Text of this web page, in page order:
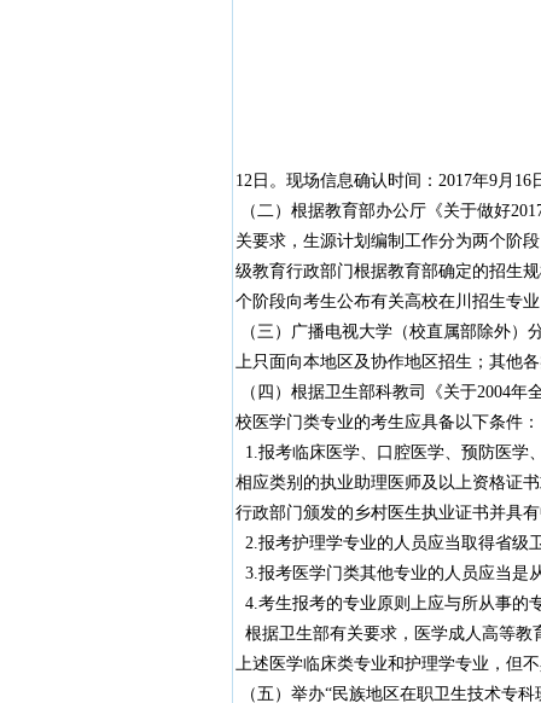
12日。现场信息确认时间：2017年9月16
（二）根据教育部办公厅《关于做好
关要求，生源计划编制工作分为两个阶
级教育行政部门根据教育部确定的招生
个阶段向考生公布有关高校在川招生专
（三）广播电视大学（校直属部除外）
上只面向本地区及协作地区招生；其他
（四）根据卫生部科教司《关于2004
校医学门类专业的考生应具备以下条件：
1.报考临床医学、口腔医学、预防医学
相应类别的执业助理医师及以上资格证
行政部门颁发的乡村医生执业证书并具
2.报考护理学专业的人员应当取得省级
3.报考医学门类其他专业的人员应当是
4.考生报考的专业原则上应与所从事的
根据卫生部有关要求，医学成人高等
上述医学临床类专业和护理学专业，但
（五）举办“民族地区在职卫生技术专